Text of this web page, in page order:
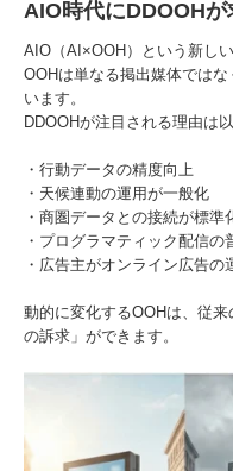
AIO時代にDDOOH
AIO（AI×OOH）という新し
OOHは単なる掲出媒体ではな
います。
DDOOHが注目される理由は
・行動データの精度向上
・天候連動の運用が一般化
・商圏データとの接続が標準
・プログラマティック配信の
・広告主がオンライン広告の
動的に変化するOOHは、従
の訴求」ができます。